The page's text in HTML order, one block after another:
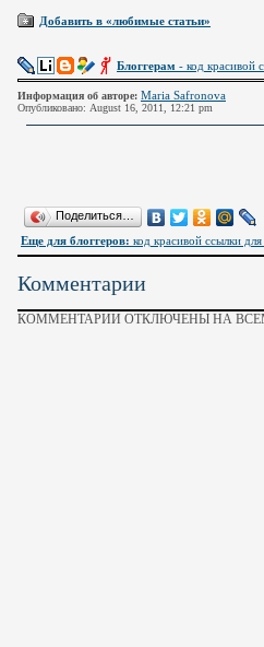
Добавить в «любимые статьи»
Блоггерам - код красивой
Информация об авторе: Maria Safronova
Опубликовано: August 16, 2011, 12:21 pm
Поделиться…
Еще для блоггеров: код красивой ссылки для
Комментарии
КОММЕНТАРИИ ОТКЛЮЧЕНЫ НА